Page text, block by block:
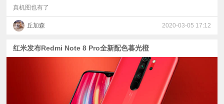
真机图也有了
丘加森 2020-03-05 17:12
红米发布Redmi Note 8 Pro全新配色暮光橙